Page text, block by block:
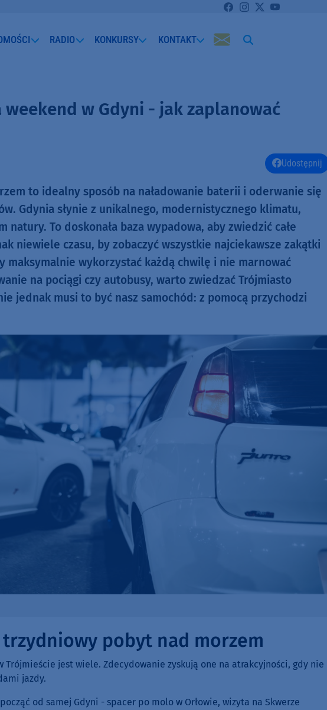
RADIO KONKURSY KONTAKT
weekend w Gdyni - jak zaplanować
Udostępnij
to idealny sposób na naładowanie baterii i oderwanie się
Gdynia słynie z unikalnego, modernistycznego klimatu,
natury. To doskonała baza wypadowa, aby zwiedzić całe
niewiele czasu, by zobaczyć wszystkie najciekawsze zakątki
maksymalnie wykorzystać każdą chwilę i nie marnować
na pociągi czy autobusy, warto zwiedzać Trójmiasto
jednak musi to być nasz samochód: z pomocą przychodzi
pobyt nad morzem
Trójmieście jest wiele. Zdecydowanie zyskują one na atrakcyjności, gdy nie
jazdy.
od samej Gdyni - spacer po molo w Orłowie, wizyta na Skwerze